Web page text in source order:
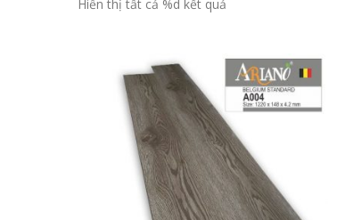
Hiển thị tất cả %d kết quả